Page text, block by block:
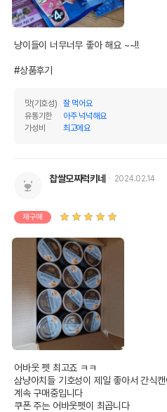
냥이들이 너무너무 좋아 해요 ~~!!
#상품후기
맛(기호성)
잘 먹어요
유통기한
아주 넉넉해요
가성비
최고에요
찹쌀모찌럭키네 2024.02.14
재구매
어바웃 펫 최고죠 ㅋㅋ
삼냥아치들 기호성이 제일 좋아서 간식
계속 구매중입니다
쿠폰 주는 어바웃펫이 최곱니다